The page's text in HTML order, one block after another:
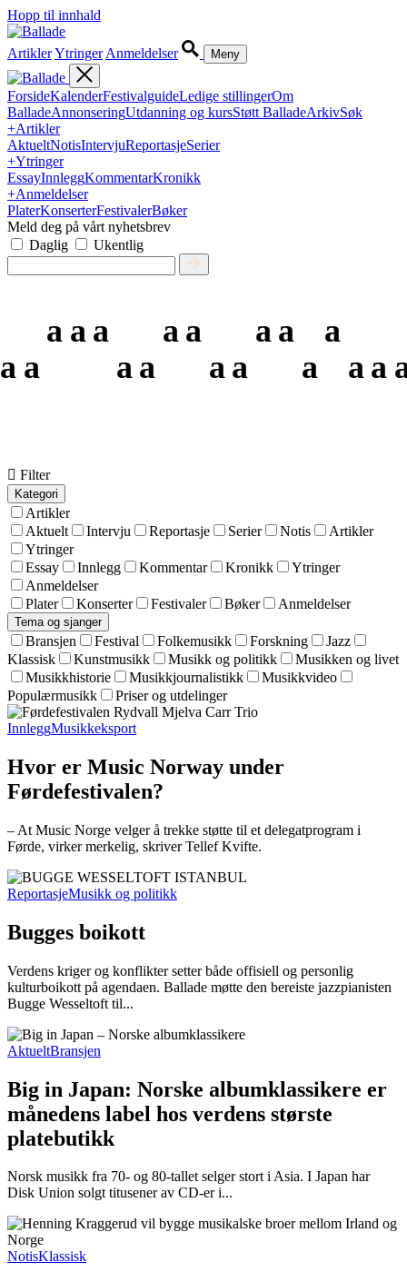
Hopp til innhald
ArtiklerYtringer Anmeldelser Meny
ForsideKalenderFestivalguideLedige stillingerOm
BalladeAnnonseringUtdanning og kursStøtt BalladeArkivSøk
+Artikler
AktueltNotisIntervjuReportasjeSerier
+Ytringer
EssayInnleggKommentarKronikk
+Anmeldelser
PlaterKonserterFestivalerBøker
Meld deg på vårt nyhetsbrev
Daglig
Ukentlig
a
 Filter
Kategori
Artikler
Aktuelt
Intervju Reportasje Serier Notis
Artikler
Ytringer
Essay
Innlegg Kommentar Kronikk
Ytringer
Anmeldelser
Plater
Konserter Festivaler Bøker Anmeldelser
Tema og sjanger
Bransjen Festival Folkemusikk Forskning
Jazz
Klassisk
Kunstmusikk Musikk og politikk
Musikken og livet
Musikkhistorie
Musikkjournalistikk
Musikkvideo
Populærmusikk
Priser og utdelinger
InnleggMusikkeksport
Hvor er Music Norway under
Førdefestivalen?
– At Music Norge velger å trekke støtte til et delegatprogram i
Førde, virker merkelig, skriver Tellef Kvifte.
ReportasjeMusikk og politikk
Bugges boikott
Verdens kriger og konflikter setter både offisiell og personlig
kulturboikott på agendaen. Ballade møtte den bereiste jazzpianisten
Bugge Wesseltoft til...
AktueltBransjen
Big in Japan: Norske albumklassikere er
månedens label hos verdens største
platebutikk
Norsk musikk fra 70- og 80-tallet selger stort i Asia. I Japan har
Disk Union solgt titusener av CD-er i...
NotisKlassisk